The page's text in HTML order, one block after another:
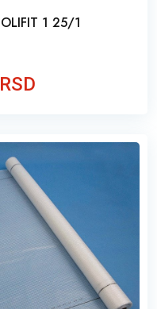
1 25/1